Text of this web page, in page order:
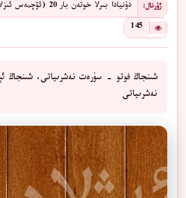
ژۇرنال: دۇنيادا بىرلا خوتەن بار 20 (ئۆچمەس ئىزلار)
145
شىنجاڭ فوتو - سۈرەت نەشرىياتى، شىنجاڭ
نەشرىياتى